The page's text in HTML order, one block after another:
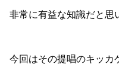
非常に有益な知識だと思
今回はその提唱のキッカ